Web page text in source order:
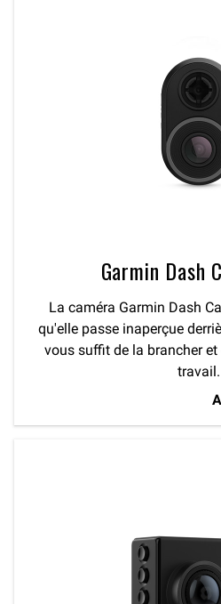
Garmin Dash
La caméra Garmin Dash
qu'elle passe inaperçue
vous suffit de la brancher
travail.